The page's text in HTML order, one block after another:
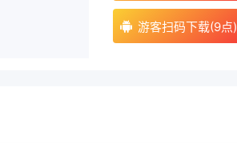
游客扫码下载(9点)